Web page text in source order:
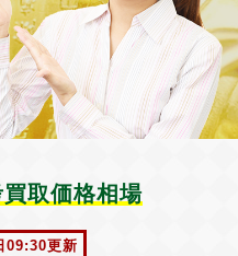
取価格相場
09:30更新